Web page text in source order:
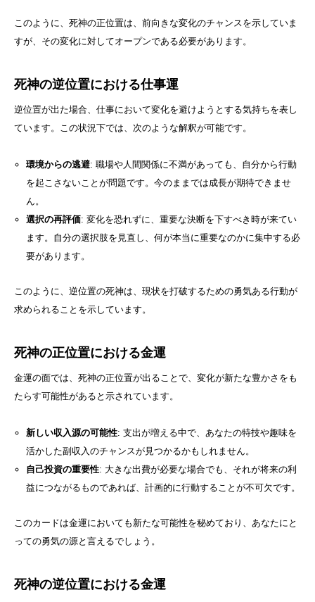
このように、死神の正位置は、前向きな変化のチャンスを示していま
すが、その変化に対してオープンである必要があります。
死神の逆位置における仕事運
逆位置が出た場合、仕事において変化を避けようとする気持ちを表し
ています。この状況下では、次のような解釈が可能です。
環境からの逃避: 職場や人間関係に不満があっても、自分から行動
を起こさないことが問題です。今のままでは成長が期待できませ
ん。
選択の再評価: 変化を恐れずに、重要な決断を下すべき時が来てい
ます。自分の選択肢を見直し、何が本当に重要なのかに集中する必
要があります。
このように、逆位置の死神は、現状を打破するための勇気ある行動が
求められることを示しています。
死神の正位置における金運
金運の面では、死神の正位置が出ることで、変化が新たな豊かさをも
たらす可能性があると示されています。
新しい収入源の可能性: 支出が増える中で、あなたの特技や趣味を
活かした副収入のチャンスが見つかるかもしれません。
自己投資の重要性: 大きな出費が必要な場合でも、それが将来の利
益につながるものであれば、計画的に行動することが不可欠です。
このカードは金運においても新たな可能性を秘めており、あなたにと
っての勇気の源と言えるでしょう。
死神の逆位置における金運